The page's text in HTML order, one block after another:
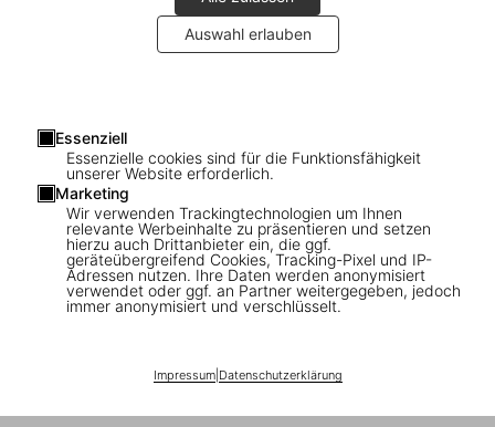
Auswahl erlauben
Essenziell
Essenzielle cookies sind für die Funktionsfähigkeit
unserer Website erforderlich.
Marketing
Wir verwenden Trackingtechnologien um Ihnen
relevante Werbeinhalte zu präsentieren und setzen
hierzu auch Drittanbieter ein, die ggf.
geräteübergreifend Cookies, Tracking-Pixel und IP-
Adressen nutzen. Ihre Daten werden anonymisiert
verwendet oder ggf. an Partner weitergegeben, jedoch
immer anonymisiert und verschlüsselt.
Impressum| Datenschutzerklärung
Connect
Company
Verbraucherinformationen
Abonnieren Sie unseren Newsletter
2026– TASCHEN GmbH, Hohenzollernring 53, D–50672